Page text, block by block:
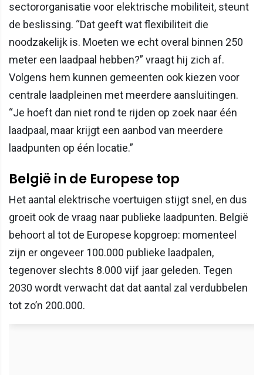
sectororganisatie voor elektrische mobiliteit, steunt
de beslissing. “Dat geeft wat flexibiliteit die
noodzakelijk is. Moeten we echt overal binnen 250
meter een laadpaal hebben?” vraagt hij zich af.
Volgens hem kunnen gemeenten ook kiezen voor
centrale laadpleinen met meerdere aansluitingen.
“Je hoeft dan niet rond te rijden op zoek naar één
laadpaal, maar krijgt een aanbod van meerdere
laadpunten op één locatie.”
België in de Europese top
Het aantal elektrische voertuigen stijgt snel, en dus
groeit ook de vraag naar publieke laadpunten. België
behoort al tot de Europese kopgroep: momenteel
zijn er ongeveer 100.000 publieke laadpalen,
tegenover slechts 8.000 vijf jaar geleden. Tegen
2030 wordt verwacht dat dat aantal zal verdubbelen
tot zo’n 200.000.